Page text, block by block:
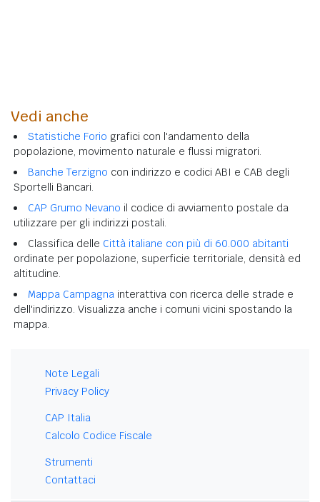
Vedi anche
Statistiche Forio grafici con l'andamento della
popolazione, movimento naturale e flussi migratori.
Banche Terzigno con indirizzo e codici ABI e CAB degli
Sportelli Bancari.
CAP Grumo Nevano il codice di avviamento postale da
utilizzare per gli indirizzi postali.
Classifica delle Città italiane con più di 60.000 abitanti
ordinate per popolazione, superficie territoriale, densità ed
altitudine.
Mappa Campagna interattiva con ricerca delle strade e
dell'indirizzo. Visualizza anche i comuni vicini spostando la
mappa.
Note Legali
Privacy Policy
CAP Italia
Calcolo Codice Fiscale
Strumenti
Contattaci